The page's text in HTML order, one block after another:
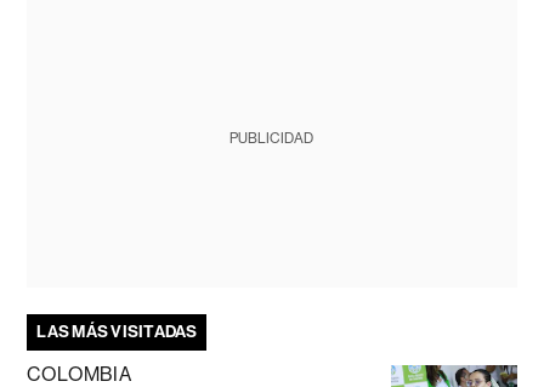
PUBLICIDAD
LAS MÁS VISITADAS
COLOMBIA